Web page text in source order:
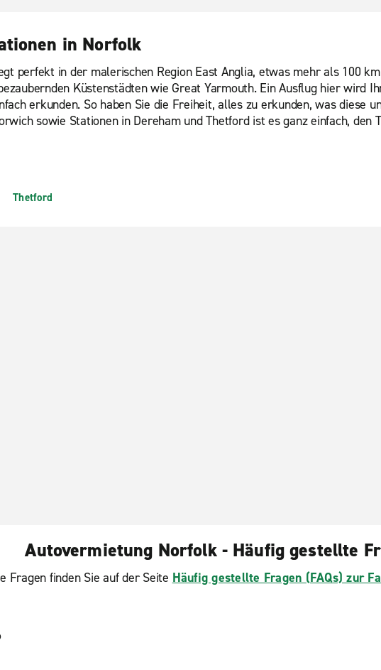
in Norfolk
perfekt in der malerischen Region East Anglia, etwas mehr als 100
Küstenstädten wie Great Yarmouth. Ein Ausflug hier wird
erkunden. So haben Sie die Freiheit, alles zu erkunden, was diese
sowie Stationen in Dereham und Thetford ist es ganz einfach,
Thetford
Autovermietung Norfolk - Häufig gestellte
Fragen finden Sie auf der Seite Häufig gestellte Fragen (FAQs) zur